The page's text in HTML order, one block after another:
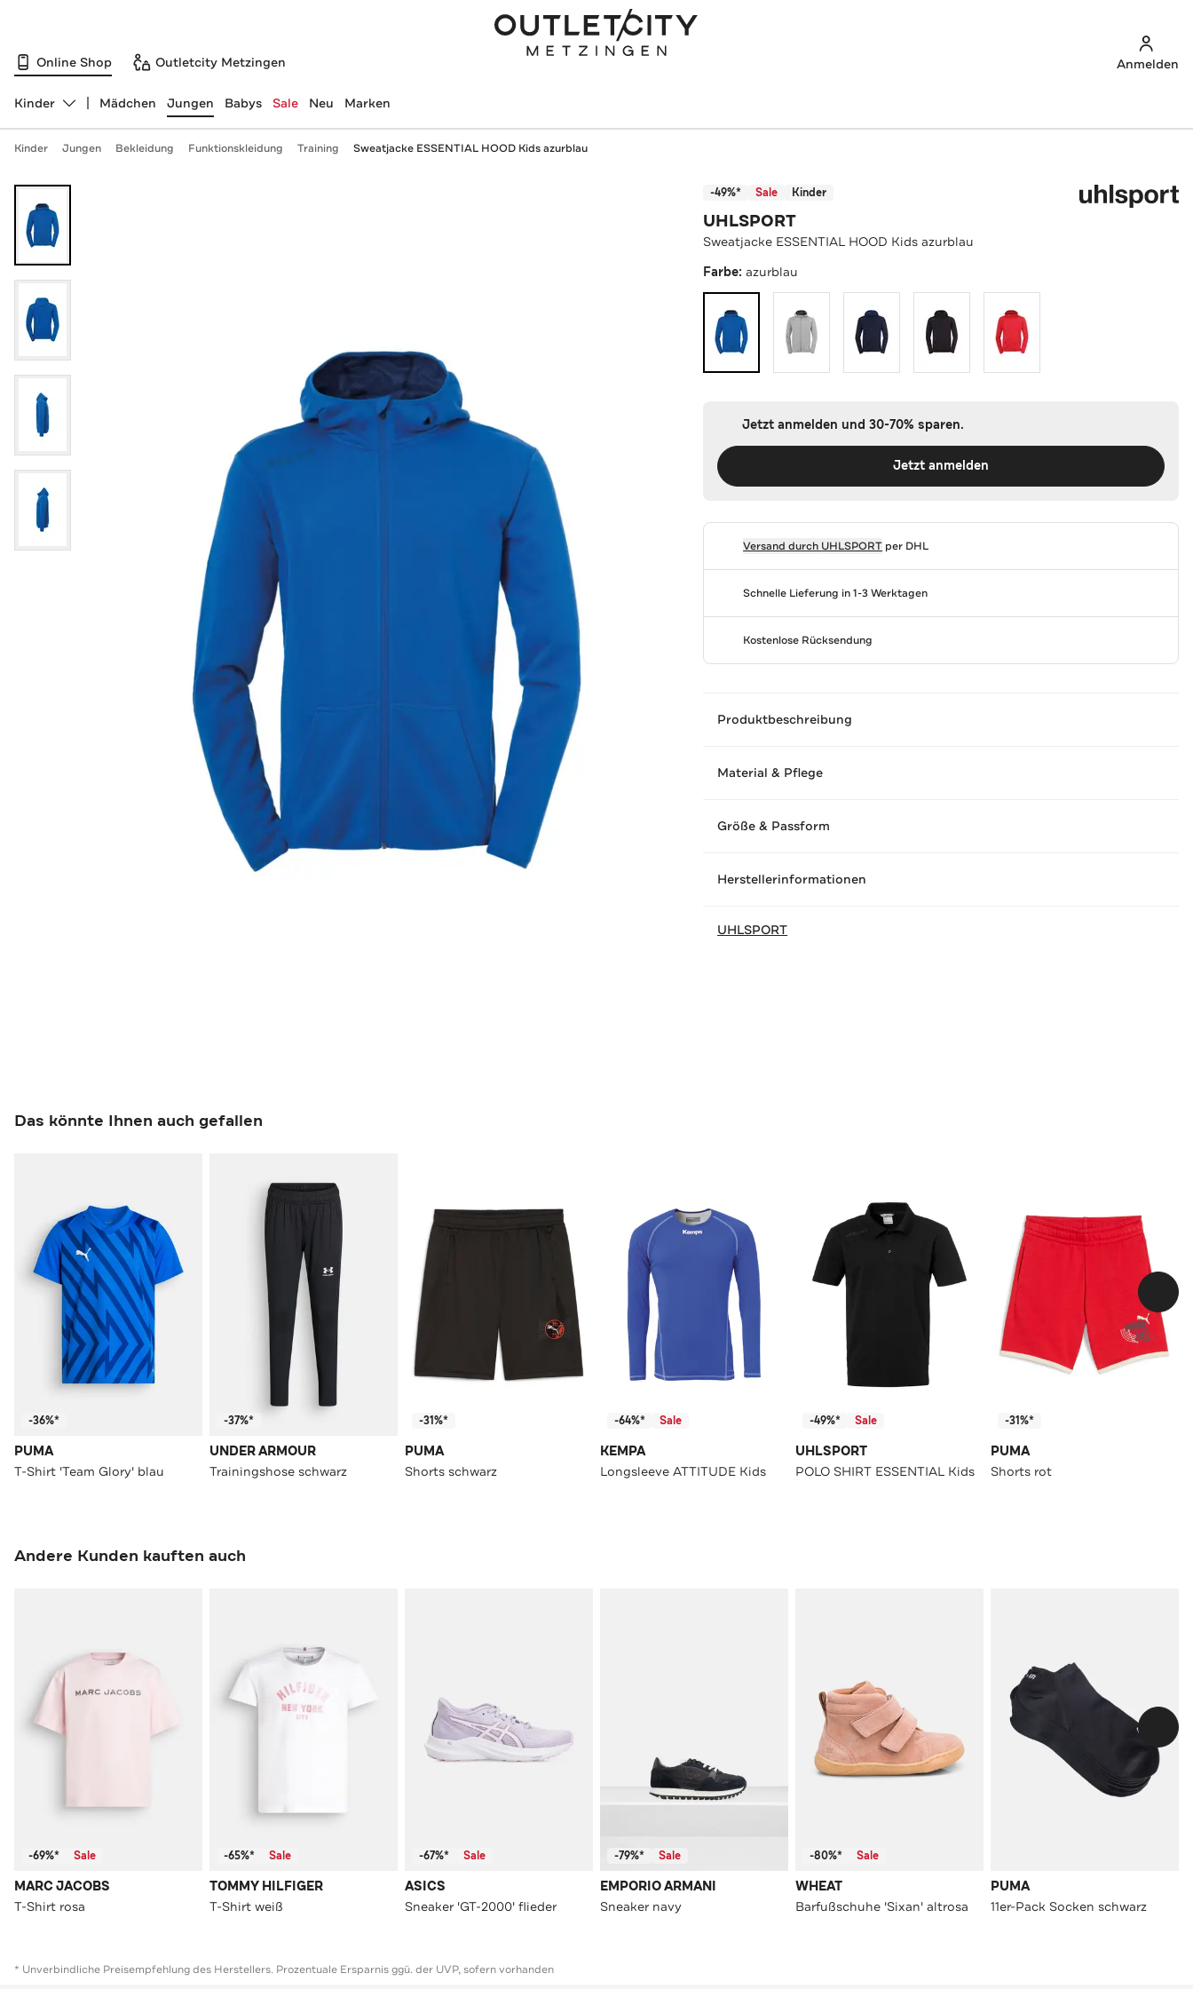
Online Shop Outletcity Metzingen Anmelden
Abteilung ändern, ausgewählt:
Kinder Mädchen Jungen Babys Sale Neu Marken
Kinder Jungen Bekleidung Funktionskleidung Training Sweatjacke ESSENTIAL HOOD Kids azurblau
-49%* Sale Kinder
UHLSPORT
Sweatjacke ESSENTIAL HOOD Kids azurblau
Farbe:azurblau
Jetzt anmelden und 30-70% sparen.
Jetzt anmelden
Versand durch UHLSPORT per DHL
Schnelle Lieferung in 1-3 Werktagen
Kostenlose Rücksendung
Produktbeschreibung
Material & Pflege
Größe & Passform
Herstellerinformationen
UHLSPORT
Das könnte Ihnen auch gefallen
-36%*
PUMA
T-Shirt 'Team Glory' blau
-37%*
UNDER ARMOUR
Trainingshose schwarz
-31%*
PUMA
Shorts schwarz
-64%* Sale
KEMPA
Longsleeve ATTITUDE Kids
-49%* Sale
UHLSPORT
POLO SHIRT ESSENTIAL Kids
-31%*
PUMA
Shorts rot
Andere Kunden kauften auch
-69%* Sale
MARC JACOBS
T-Shirt rosa
-65%* Sale
TOMMY HILFIGER
T-Shirt weiß
-67%* Sale
ASICS
Sneaker 'GT-2000' flieder
-79%* Sale
EMPORIO ARMANI
Sneaker navy
-80%* Sale
WHEAT
Barfußschuhe 'Sixan' altrosa
PUMA
11er-Pack Socken schwarz
* Unverbindliche Preisempfehlung des Herstellers. Prozentuale Ersparnis ggü. der UVP, sofern vorhanden